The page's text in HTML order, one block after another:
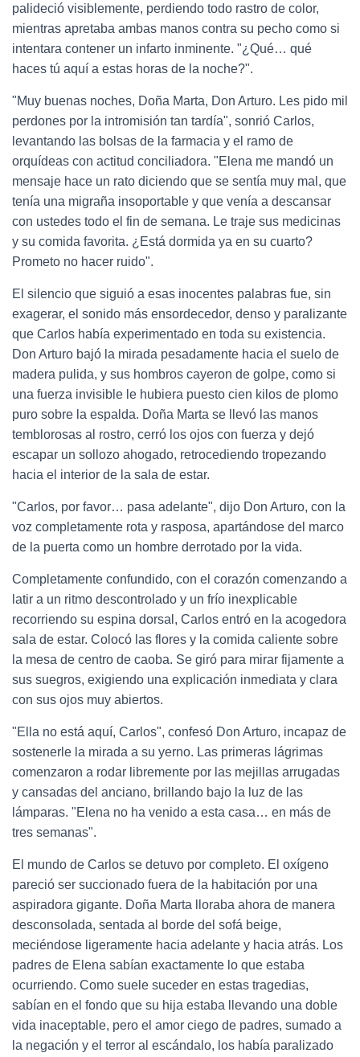
palideció visiblemente, perdiendo todo rastro de color,
mientras apretaba ambas manos contra su pecho como si
intentara contener un infarto inminente. "¿Qué… qué
haces tú aquí a estas horas de la noche?".
"Muy buenas noches, Doña Marta, Don Arturo. Les pido mil
perdones por la intromisión tan tardía", sonrió Carlos,
levantando las bolsas de la farmacia y el ramo de
orquídeas con actitud conciliadora. "Elena me mandó un
mensaje hace un rato diciendo que se sentía muy mal, que
tenía una migraña insoportable y que venía a descansar
con ustedes todo el fin de semana. Le traje sus medicinas
y su comida favorita. ¿Está dormida ya en su cuarto?
Prometo no hacer ruido".
El silencio que siguió a esas inocentes palabras fue, sin
exagerar, el sonido más ensordecedor, denso y paralizante
que Carlos había experimentado en toda su existencia.
Don Arturo bajó la mirada pesadamente hacia el suelo de
madera pulida, y sus hombros cayeron de golpe, como si
una fuerza invisible le hubiera puesto cien kilos de plomo
puro sobre la espalda. Doña Marta se llevó las manos
temblorosas al rostro, cerró los ojos con fuerza y dejó
escapar un sollozo ahogado, retrocediendo tropezando
hacia el interior de la sala de estar.
"Carlos, por favor… pasa adelante", dijo Don Arturo, con la
voz completamente rota y rasposa, apartándose del marco
de la puerta como un hombre derrotado por la vida.
Completamente confundido, con el corazón comenzando a
latir a un ritmo descontrolado y un frío inexplicable
recorriendo su espina dorsal, Carlos entró en la acogedora
sala de estar. Colocó las flores y la comida caliente sobre
la mesa de centro de caoba. Se giró para mirar fijamente a
sus suegros, exigiendo una explicación inmediata y clara
con sus ojos muy abiertos.
"Ella no está aquí, Carlos", confesó Don Arturo, incapaz de
sostenerle la mirada a su yerno. Las primeras lágrimas
comenzaron a rodar libremente por las mejillas arrugadas
y cansadas del anciano, brillando bajo la luz de las
lámparas. "Elena no ha venido a esta casa… en más de
tres semanas".
El mundo de Carlos se detuvo por completo. El oxígeno
pareció ser succionado fuera de la habitación por una
aspiradora gigante. Doña Marta lloraba ahora de manera
desconsolada, sentada al borde del sofá beige,
meciéndose ligeramente hacia adelante y hacia atrás. Los
padres de Elena sabían exactamente lo que estaba
ocurriendo. Como suele suceder en estas tragedias,
sabían en el fondo que su hija estaba llevando una doble
vida inaceptable, pero el amor ciego de padres, sumado a
la negación y el terror al escándalo, los había paralizado